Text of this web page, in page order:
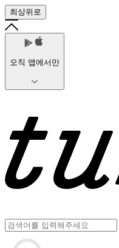
최상위로
오직 앱에서만